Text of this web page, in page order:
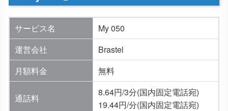
サービス名
My 050
運営会社
Brastel
月額料金
無料
通話料
8.64円/3分(国内固定電話宛)
19.44円/分(国内固定電話宛)